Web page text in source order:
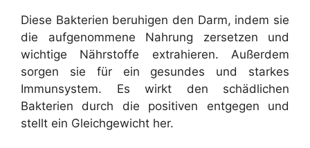
Diese Bakterien beruhigen den Darm, indem sie
die aufgenommene Nahrung zersetzen und
wichtige Nährstoffe extrahieren. Außerdem
sorgen sie für ein gesundes und starkes
Immunsystem. Es wirkt den schädlichen
Bakterien durch die positiven entgegen und
stellt ein Gleichgewicht her.